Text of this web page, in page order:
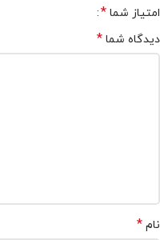
امتیاز شما *
دیدگاه شما *
نام *